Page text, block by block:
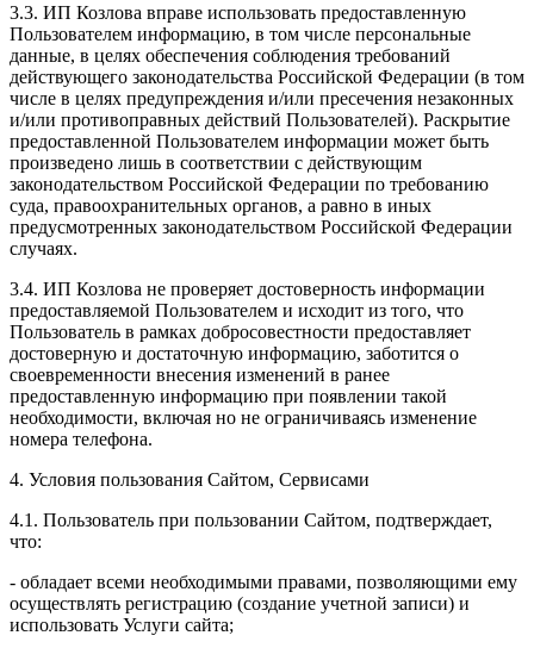
3.3. ИП Козлова вправе использовать предоставленную
Пользователем информацию, в том числе персональные
данные, в целях обеспечения соблюдения требований
действующего законодательства Российской Федерации (в том
числе в целях предупреждения и/или пресечения незаконных
и/или противоправных действий Пользователей). Раскрытие
предоставленной Пользователем информации может быть
произведено лишь в соответствии с действующим
законодательством Российской Федерации по требованию
суда, правоохранительных органов, а равно в иных
предусмотренных законодательством Российской Федерации
случаях.
3.4. ИП Козлова не проверяет достоверность информации
предоставляемой Пользователем и исходит из того, что
Пользователь в рамках добросовестности предоставляет
достоверную и достаточную информацию, заботится о
своевременности внесения изменений в ранее
предоставленную информацию при появлении такой
необходимости, включая но не ограничиваясь изменение
номера телефона.
4. Условия пользования Сайтом, Сервисами
4.1. Пользователь при пользовании Сайтом, подтверждает,
что:
- обладает всеми необходимыми правами, позволяющими ему
осуществлять регистрацию (создание учетной записи) и
использовать Услуги сайта;